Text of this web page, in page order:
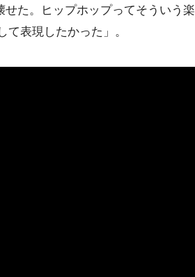
せた。ヒップホップってそういう楽
表現したかった」。